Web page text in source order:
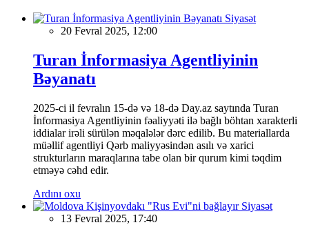
Siyasət
20 Fevral 2025, 12:00
Turan İnformasiya Agentliyinin
Bəyanatı
2025-ci il fevralın 15-də və 18-də Day.az saytında Turan
İnformasiya Agentliyinin fəaliyyəti ilə bağlı böhtan xarakterli
iddialar irəli sürülən məqalələr dərc edilib. Bu materiallarda
müəllif agentliyi Qərb maliyyəsindən asılı və xarici
strukturların maraqlarına tabe olan bir qurum kimi təqdim
etməyə cəhd edir.
Ardını oxu
Siyasət
13 Fevral 2025, 17:40